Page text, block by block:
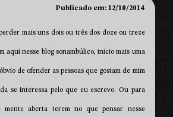
Publicado em: 12/10/2014
mais uns dois ou três dos doze ou treze
aqui nesse blog sonambúlico, inicio mais uma
de ofender as pessoas que gostam de mim
se interessa pelo que eu escrevo. Ou para
mente aberta terem no que pensar nesse